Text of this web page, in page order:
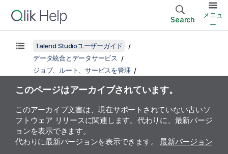
Search
メニュ
ー
Talend Studioユーザーガイド
データ統合とデータサービス
ジョブ、ルート、サービスを管理
このページはアーカイブされています。
このアーカイブ文書は、現在サポートされていない古いソ
フトウェア リリースに関連します。代わりに、最新バージ
ョンを表示できます。
代わりに最新バージョンを表示できます。 最新バージョン